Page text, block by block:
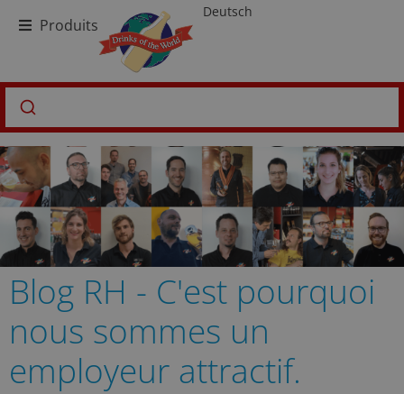
Produits
Deutsch
Blog RH - C'est pourquoi
nous sommes un
employeur attractif.